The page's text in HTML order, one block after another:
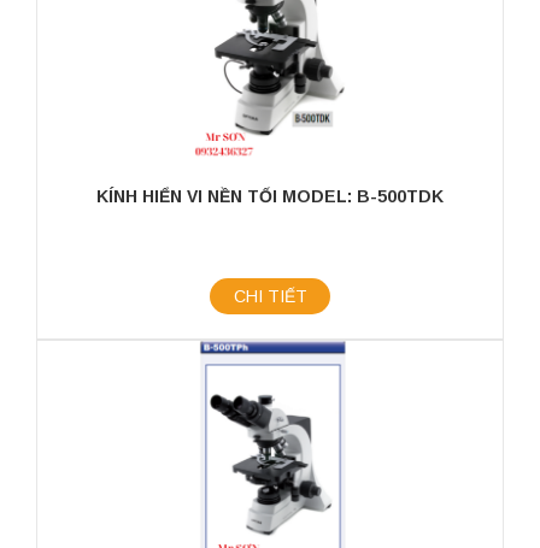
KÍNH HIỂN VI NỀN TỐI MODEL: B-500TDK
CHI TIẾT